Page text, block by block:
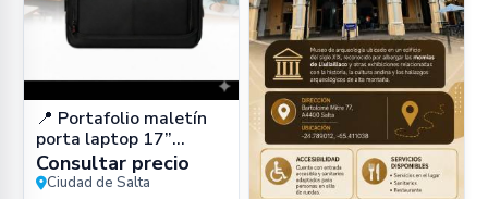
📍 Portafolio maletín
porta laptop 17”
impermeable (cuero
PU) en Zona Sur, Salta
Consultar precio
Ciudad de Salta